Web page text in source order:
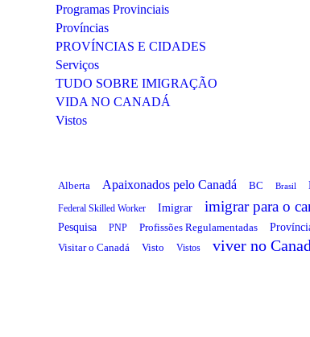
Programas Provinciais
Províncias
PROVÍNCIAS E CIDADES
Serviços
TUDO SOBRE IMIGRAÇÃO
VIDA NO CANADÁ
Vistos
Alberta Apaixonados pelo Canadá BC Brasil
Federal Skilled Worker Imigrar imigrar para o
Pesquisa PNP Profissões Regulamentadas
Visitar o Canadá Visto Vistos viver no